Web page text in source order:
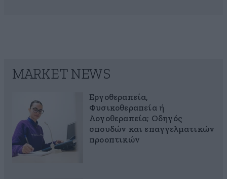
MARKET NEWS
Εργοθεραπεία,
Φυσικοθεραπεία ή
Λογοθεραπεία; Οδηγός
σπουδών και επαγγελματικών
προοπτικών